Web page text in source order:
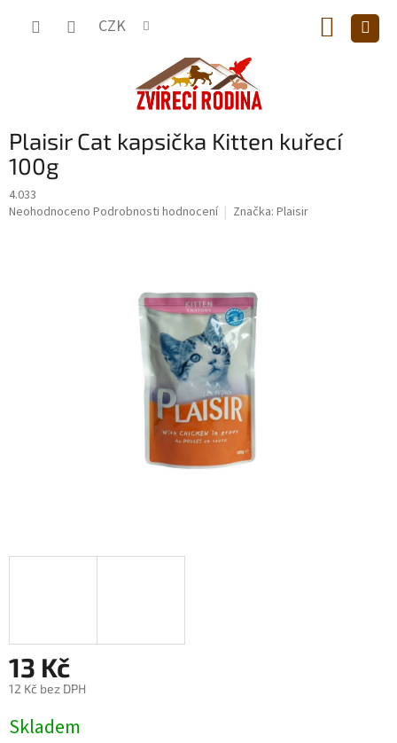
CZK
KOŠÍK
Plaisir Cat kapsička Kitten kuřecí
100g
4.033
Průměrné
Neohodnoceno Podrobnosti hodnocení Značka: Plaisir
13 Kč
12 Kč bez DPH
cena:
Skladem